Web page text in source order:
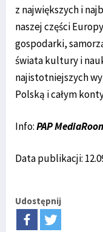
z największych i
naszej części
gospodarki,
świata kultury i
najistotniejszych
Polską i całym
Info:PAP
Data publikacji:
Udostępnij